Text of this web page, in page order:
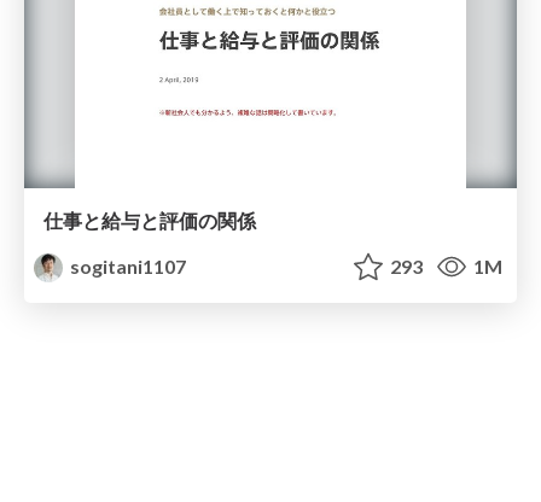
仕事と給与と評価の関係
sogitani1107
293 1M